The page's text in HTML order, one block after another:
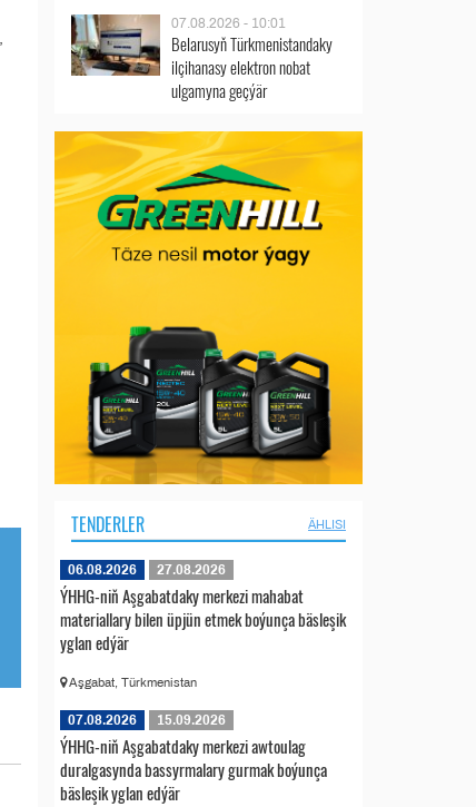
07.08.2026 - 10:01
Belarusyň Türkmenistandaky
ilçihanasy elektron nobat
ulgamyna geçýär
TENDERLER ÄHLISI
06.08.2026 27.08.2026
ÝHHG-niň Aşgabatdaky merkezi mahabat
materiallary bilen üpjün etmek boýunça bäsleşik
yglan edýär
Aşgabat, Türkmenistan
07.08.2026 15.09.2026
ÝHHG-niň Aşgabatdaky merkezi awtoulag
duralgasynda bassyrmalary gurmak boýunça
bäsleşik yglan edýär